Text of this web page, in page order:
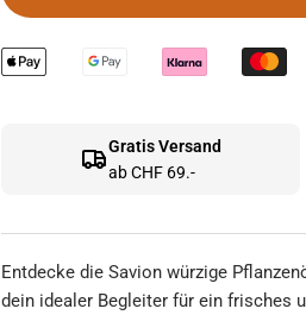
Gratis Versand
ab CHF 69.-
Entdecke die Savion würzige
dein idealer Begleiter für ein frisches